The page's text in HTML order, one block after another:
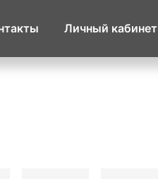
Личный кабинет